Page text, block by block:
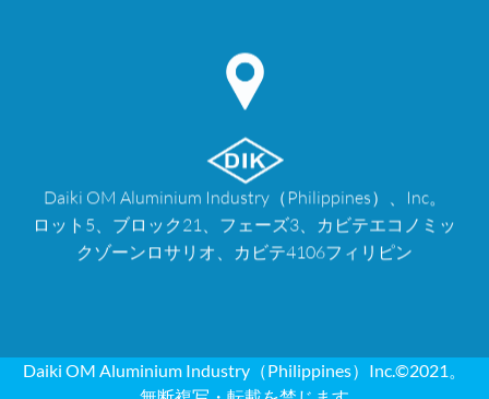
Daiki OM Aluminium Industry（Philippines）、Inc。
ロット5、ブロック21、フェーズ3、カビテエコノミッ
クゾーンロサリオ、カビテ4106フィリピン
Daiki OM Aluminium Industry（Philippines）Inc.©2021。